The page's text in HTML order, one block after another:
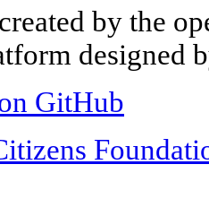
by the
designed
GitHub